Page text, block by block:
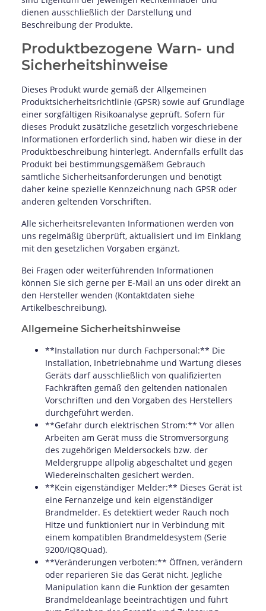
dienen ausschließlich der Darstellung und
Beschreibung der Produkte.
Produktbezogene Warn- und
Sicherheitshinweise
Dieses Produkt wurde gemäß der Allgemeinen
Produktsicherheitsrichtlinie (GPSR) sowie auf Grundlage
einer sorgfältigen Risikoanalyse geprüft. Sofern für
dieses Produkt zusätzliche gesetzlich vorgeschriebene
Informationen erforderlich sind, haben wir diese in der
Produktbeschreibung hinterlegt. Andernfalls erfüllt das
Produkt bei bestimmungsgemäßem Gebrauch
sämtliche Sicherheitsanforderungen und benötigt
daher keine spezielle Kennzeichnung nach GPSR oder
anderen geltenden Vorschriften.
Alle sicherheitsrelevanten Informationen werden von
uns regelmäßig überprüft, aktualisiert und im Einklang
mit den gesetzlichen Vorgaben ergänzt.
Bei Fragen oder weiterführenden Informationen
können Sie sich gerne per E-Mail an uns oder direkt an
den Hersteller wenden (Kontaktdaten siehe
Artikelbeschreibung).
Allgemeine Sicherheitshinweise
**Installation nur durch Fachpersonal:** Die
Installation, Inbetriebnahme und Wartung dieses
Geräts darf ausschließlich von qualifizierten
Fachkräften gemäß den geltenden nationalen
Vorschriften und den Vorgaben des Herstellers
durchgeführt werden.
**Gefahr durch elektrischen Strom:** Vor allen
Arbeiten am Gerät muss die Stromversorgung
des zugehörigen Meldersockels bzw. der
Meldergruppe allpolig abgeschaltet und gegen
Wiedereinschalten gesichert werden.
**Kein eigenständiger Melder:** Dieses Gerät ist
eine Fernanzeige und kein eigenständiger
Brandmelder. Es detektiert weder Rauch noch
Hitze und funktioniert nur in Verbindung mit
einem kompatiblen Brandmeldesystem (Serie
9200/IQ8Quad).
**Veränderungen verboten:** Öffnen, verändern
oder reparieren Sie das Gerät nicht. Jegliche
Manipulation kann die Funktion der gesamten
Brandmeldeanlage beeinträchtigen und führt